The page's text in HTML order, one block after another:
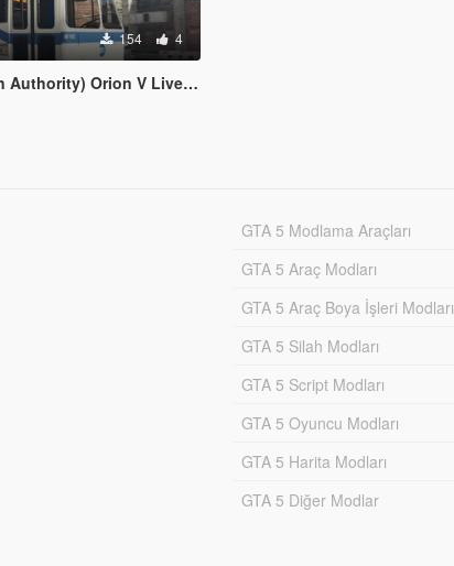
154 4
Orion V Livery Pack
GTA 5 Modlama Araçları
GTA 5 Araç Modları
GTA 5 Araç Boya İşleri Modları
GTA 5 Silah Modları
GTA 5 Script Modları
GTA 5 Oyuncu Modları
GTA 5 Harita Modları
GTA 5 Diğer Modlar